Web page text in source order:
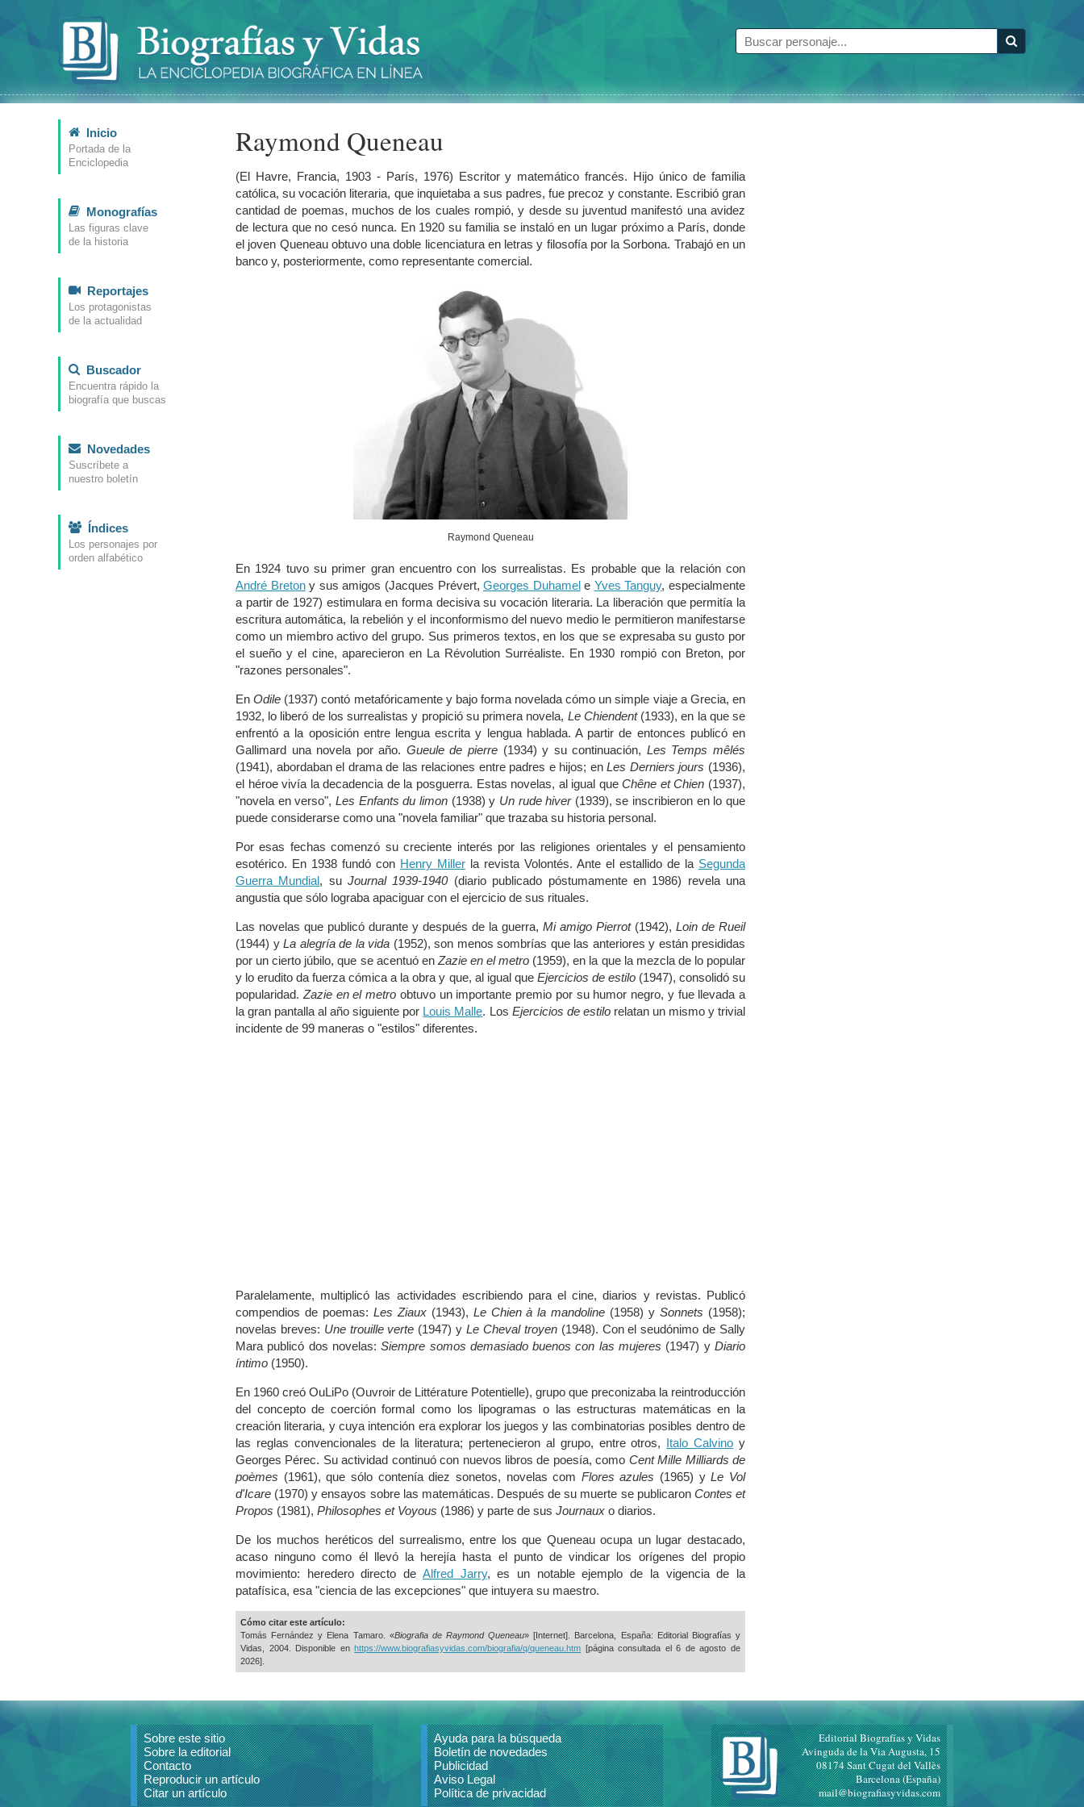
Inicio
Portada de la
Enciclopedia
Monografías
Las figuras clave
de la historia
Reportajes
Los protagonistas
de la actualidad
Buscador
Encuentra rápido la
biografía que buscas
Novedades
Suscríbete a
nuestro boletín
Índices
Los personajes por
orden alfabético
Raymond Queneau
(El Havre, Francia, 1903 - París, 1976) Escritor y matemático francés. Hijo único de familia
católica, su vocación literaria, que inquietaba a sus padres, fue precoz y constante. Escribió gran
cantidad de poemas, muchos de los cuales rompió, y desde su juventud manifestó una avidez
de lectura que no cesó nunca. En 1920 su familia se instaló en un lugar próximo a París, donde
el joven Queneau obtuvo una doble licenciatura en letras y filosofía por la Sorbona. Trabajó en un
banco y, posteriormente, como representante comercial.
Raymond Queneau
En 1924 tuvo su primer gran encuentro con los surrealistas. Es probable que la relación con
André Bretony sus amigos (Jacques Prévert,Georges Duhamele Yves Tanguy, especialmente
a partir de 1927) estimulara en forma decisiva su vocación literaria. La liberación que permitía la
escritura automática, la rebelión y el inconformismo del nuevo medio le permitieron manifestarse
como un miembro activo del grupo. Sus primeros textos, en los que se expresaba su gusto por
el sueño y el cine, aparecieron en La Révolution Surréaliste. En 1930 rompió con Breton, por
"razones personales".
EnOdile (1937) contó metafóricamente y bajo forma novelada cómo un simple viaje a Grecia, en
1932, lo liberó de los surrealistas y propició su primera novela, Le Chiendent(1933), en la que se
enfrentó a la oposición entre lengua escrita y lengua hablada. A partir de entonces publicó en
Gallimard una novela por año. Gueule de pierre (1934) y su continuación, Les Temps mêlés
(1941), abordaban el drama de las relaciones entre padres e hijos; enLes Derniers jours (1936),
el héroe vivía la decadencia de la posguerra. Estas novelas, al igual queChêne et Chien (1937),
"novela en verso", Les Enfants du limon(1938) y Un rude hiver(1939), se inscribieron en lo que
puede considerarse como una "novela familiar" que trazaba su historia personal.
Por esas fechas comenzó su creciente interés por las religiones orientales y el pensamiento
esotérico. En 1938 fundó con Henry Miller la revista Volontés. Ante el estallido de la Segunda
Guerra Mundial, suJournal 1939-1940(diario publicado póstumamente en 1986) revela una
angustia que sólo lograba apaciguar con el ejercicio de sus rituales.
Las novelas que publicó durante y después de la guerra, Mi amigo Pierrot(1942), Loin de Rueil
(1944) y La alegría de la vida (1952), son menos sombrías que las anteriores y están presididas
por un cierto júbilo, que se acentuó en Zazie en el metro (1959), en la que la mezcla de lo popular
y lo erudito da fuerza cómica a la obra y que, al igual que Ejercicios de estilo(1947), consolidó su
popularidad. Zazie en el metro obtuvo un importante premio por su humor negro, y fue llevada a
la gran pantalla al año siguiente por Louis Malle. Los Ejercicios de estilorelatan un mismo y trivial
incidente de 99 maneras o "estilos" diferentes.
Paralelamente, multiplicó las actividades escribiendo para el cine, diarios y revistas. Publicó
compendios de poemas: Les Ziaux(1943), Le Chien à la mandoline (1958) ySonnets (1958);
novelas breves: Une trouille verte (1947) yLe Cheval troyen(1948). Con el seudónimo de Sally
Mara publicó dos novelas:Siempre somos demasiado buenos con las mujeres (1947) yDiario
íntimo (1950).
En 1960 creó OuLiPo (Ouvroir de Littérature Potentielle), grupo que preconizaba la reintroducción
del concepto de coerción formal como los lipogramas o las estructuras matemáticas en la
creación literaria, y cuya intención era explorar los juegos y las combinatorias posibles dentro de
las reglas convencionales de la literatura; pertenecieron al grupo, entre otros, Italo Calvino y
Georges Pérec. Su actividad continuó con nuevos libros de poesía, como Cent Mille Milliards de
poèmes (1961), que sólo contenía diez sonetos, novelas com Flores azules (1965) yLe Vol
d'Icare (1970) y ensayos sobre las matemáticas. Después de su muerte se publicaron Contes et
Propos (1981), Philosophes et Voyous (1986) y parte de sus Journaux o diarios.
De los muchos heréticos del surrealismo, entre los que Queneau ocupa un lugar destacado,
acaso ninguno como él llevó la herejía hasta el punto de vindicar los orígenes del propio
movimiento: heredero directo de Alfred Jarry, es un notable ejemplo de la vigencia de la
patafísica, esa "ciencia de las excepciones" que intuyera su maestro.
Cómo citar este artículo:
Tomás Fernández y Elena Tamaro. «Biografia de Raymond Queneau» [Internet]. Barcelona, España: Editorial Biografías y
Vidas, 2004. Disponible enhttps://www.biografiasyvidas.com/biografia/q/queneau.htm [página consultada el6 de agosto de
2026].
Sobre este sitio
Sobre la editorial
Contacto
Reproducir un artículo
Citar un artículo
Ayuda para la búsqueda
Boletín de novedades
Publicidad
Aviso Legal
Política de privacidad
Editorial Biografías y Vidas
Avinguda de la Via Augusta, 15
08174 Sant Cugat del Vallès
Barcelona (España)
mail@biografiasyvidas.com